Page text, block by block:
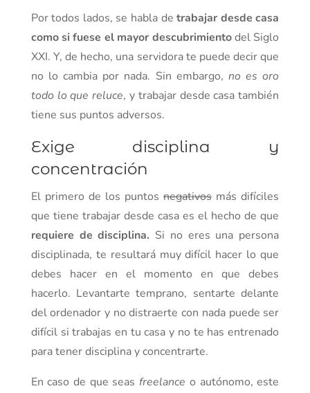
Por todos lados, se habla detrabajar desde casa
como si fuese el mayor descubrimientodel Siglo
XXI. Y, de hecho, una servidora te puede decir que
no lo cambia por nada. Sin embargo, no es oro
todo lo que reluce, y trabajar desde casa también
tiene sus puntos adversos.
Exige disciplina y
concentración
El primero de los puntosnegativos más difíciles
que tiene trabajar desde casa es el hecho de que
requiere de disciplina. Si no eres una persona
disciplinada, te resultará muy difícil hacer lo que
debes hacer en el momento en que debes
hacerlo. Levantarte temprano, sentarte delante
del ordenador y no distraerte con nada puede ser
difícil si trabajas en tu casa y no te has entrenado
para tener disciplina y concentrarte.
En caso de que seasfreelance o autónomo, este